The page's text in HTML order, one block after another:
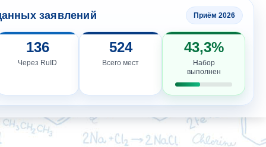
заявлений Приём 2026
136
Через RuID
524
Всего мест
43,3%
Набор
выполнен